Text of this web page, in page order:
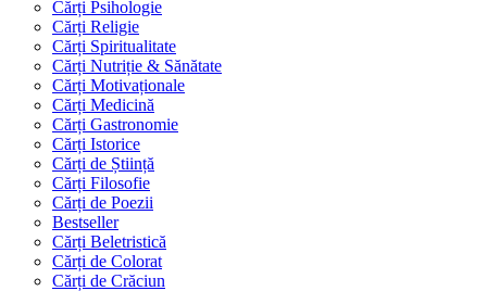
Cărți Psihologie
Cărți Religie
Cărți Spiritualitate
Cărți Nutriție & Sănătate
Cărți Motivaționale
Cărți Medicină
Cărți Gastronomie
Cărți Istorice
Cărți de Știință
Cărți Filosofie
Cărți de Poezii
Bestseller
Cărți Beletristică
Cărți de Colorat
Cărți de Crăciun